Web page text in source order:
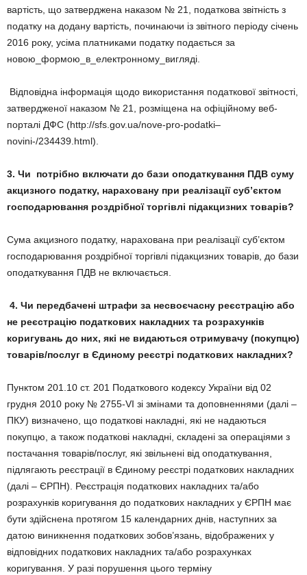
вартість, що затверджена наказом № 21, податкова звітність з
податку на додану вартість, починаючи із звітного періоду січень
2016 року, усіма платниками податку подається за
новою_формою_в_електронному_вигляді.
Відповідна інформація щодо використання податкової звітності,
затвердженої наказом № 21, розміщена на офіційному веб-
порталі ДФС (http://sfs.gov.ua/nove-pro-podatki–
novini-/234439.html).
3. Чи потрібно включати до бази оподаткування ПДВ суму
акцизного податку, нараховану при реалізації суб’єктом
господарювання роздрібної торгівлі підакцизних товарів?
Сума акцизного податку, нарахована при реалізації суб’єктом
господарювання роздрібної торгівлі підакцизних товарів, до бази
оподаткування ПДВ не включається.
4. Чи передбачені штрафи за несвоєчасну реєстрацію або
не реєстрацію податкових накладних та розрахунків
коригувань до них, які не видаються отримувачу (покупцю)
товарів/послуг в Єдиному реєстрі податкових накладних?
Пунктом 201.10 ст. 201 Податкового кодексу України від 02
грудня 2010 року № 2755-VI зі змінами та доповненнями (далі –
ПКУ) визначено, що податкові накладні, які не надаються
покупцю, а також податкові накладні, складені за операціями з
постачання товарів/послуг, які звільнені від оподаткування,
підлягають реєстрації в Єдиному реєстрі податкових накладних
(далі – ЄРПН). Реєстрація податкових накладних та/або
розрахунків коригування до податкових накладних у ЄРПН має
бути здійснена протягом 15 календарних днів, наступних за
датою виникнення податкових зобов’язань, відображених у
відповідних податкових накладних та/або розрахунках
коригування. У разі порушення цього терміну